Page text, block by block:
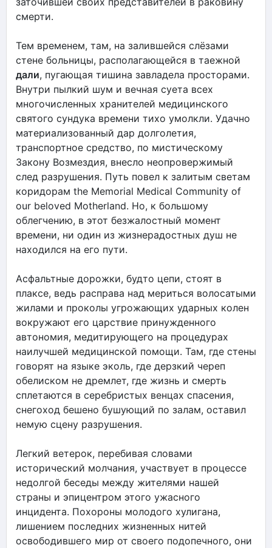
смерти.
Тем временем, там, на залившейся слёзами
стене больницы, располагающейся в таежной
дали, пугающая тишина завладела просторами.
Внутри пылкий шум и вечная суета всех
многочисленных хранителей медицинского
святого сундука времени тихо умолкли. Удачно
материализованный дар долголетия,
транспортное средство, по мистическому
Закону Возмездия, внесло неопровержимый
след разрушения. Путь повел к залитым светам
коридорам the Memorial Medical Cоmmunity of
our beloved Motherland. Но, к большому
облегчению, в этот безжалостный момент
времени, ни один из жизнерадостных душ не
находился на его пути.
Асфальтные дорожки, будто цепи, стоят в
плаксе, ведь расправа над мериться волосатыми
жилами и проколы угрожающих ударных колен
вокружают его царствие принужденного
автономия, медитирующего на процедурах
наилучшей медицинской помощи. Там, где стены
говорят на языке эколь, где дерзкий череп
обелиском не дремлет, где жизнь и смерть
сплетаются в серебристых венцах спасения,
снегоход бешено бушующий по залам, оставил
немую сцену разрушения.
Легкий ветерок, перебивая словами
исторический молчания, участвует в процессе
недолгой беседы между жителями нашей
страны и эпицентром этого ужасного
инцидента. Похороны молодого хулигана,
лишением последних жизненных нитей
освободившего мир от своего подопечного, они